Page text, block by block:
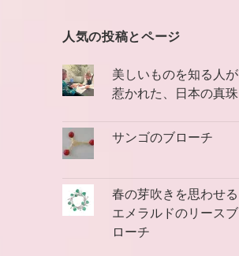
人気の投稿とページ
美しいものを知る人が
惹かれた、日本の真珠
サンゴのブローチ
春の芽吹きを思わせる
エメラルドのリースブ
ローチ